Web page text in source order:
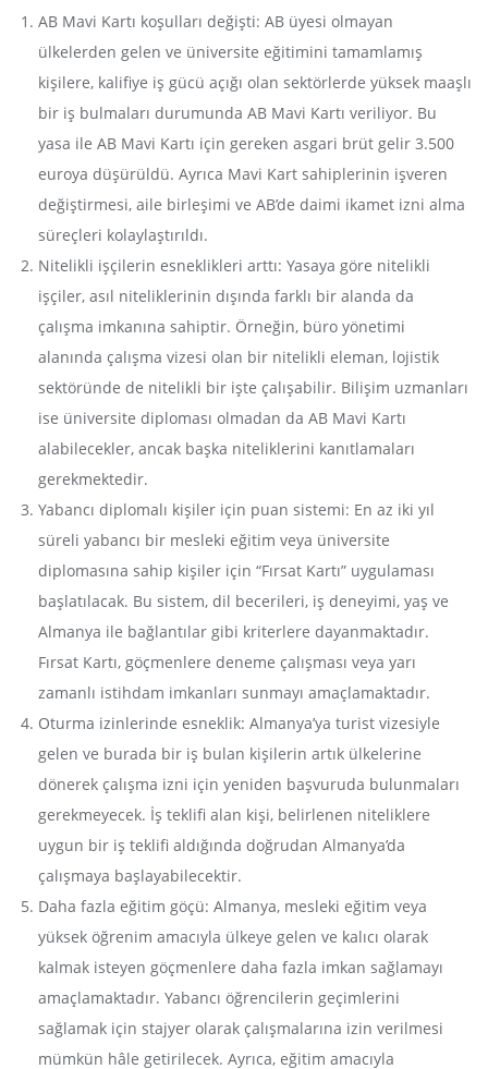
AB Mavi Kartı koşulları değişti: AB üyesi olmayan
ülkelerden gelen ve üniversite eğitimini tamamlamış
kişilere, kalifiye iş gücü açığı olan sektörlerde yüksek maaşlı
bir iş bulmaları durumunda AB Mavi Kartı veriliyor. Bu
yasa ile AB Mavi Kartı için gereken asgari brüt gelir 3.500
euroya düşürüldü. Ayrıca Mavi Kart sahiplerinin işveren
değiştirmesi, aile birleşimi ve AB’de daimi ikamet izni alma
süreçleri kolaylaştırıldı.
Nitelikli işçilerin esneklikleri arttı: Yasaya göre nitelikli
işçiler, asıl niteliklerinin dışında farklı bir alanda da
çalışma imkanına sahiptir. Örneğin, büro yönetimi
alanında çalışma vizesi olan bir nitelikli eleman, lojistik
sektöründe de nitelikli bir işte çalışabilir. Bilişim uzmanları
ise üniversite diploması olmadan da AB Mavi Kartı
alabilecekler, ancak başka niteliklerini kanıtlamaları
gerekmektedir.
Yabancı diplomalı kişiler için puan sistemi: En az iki yıl
süreli yabancı bir mesleki eğitim veya üniversite
diplomasına sahip kişiler için “Fırsat Kartı” uygulaması
başlatılacak. Bu sistem, dil becerileri, iş deneyimi, yaş ve
Almanya ile bağlantılar gibi kriterlere dayanmaktadır.
Fırsat Kartı, göçmenlere deneme çalışması veya yarı
zamanlı istihdam imkanları sunmayı amaçlamaktadır.
Oturma izinlerinde esneklik: Almanya’ya turist vizesiyle
gelen ve burada bir iş bulan kişilerin artık ülkelerine
dönerek çalışma izni için yeniden başvuruda bulunmaları
gerekmeyecek. İş teklifi alan kişi, belirlenen niteliklere
uygun bir iş teklifi aldığında doğrudan Almanya’da
çalışmaya başlayabilecektir.
Daha fazla eğitim göçü: Almanya, mesleki eğitim veya
yüksek öğrenim amacıyla ülkeye gelen ve kalıcı olarak
kalmak isteyen göçmenlere daha fazla imkan sağlamayı
amaçlamaktadır. Yabancı öğrencilerin geçimlerini
sağlamak için stajyer olarak çalışmalarına izin verilmesi
mümkün hâle getirilecek. Ayrıca, eğitim amacıyla